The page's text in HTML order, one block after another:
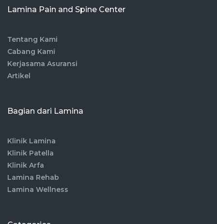
Lamina Pain and Spine Center
Tentang Kami
Cabang Kami
Kerjasama Asuransi
Artikel
Bagian dari Lamina
Klinik Lamina
Klinik Patella
Klinik Arfa
Lamina Rehab
Lamina Wellness